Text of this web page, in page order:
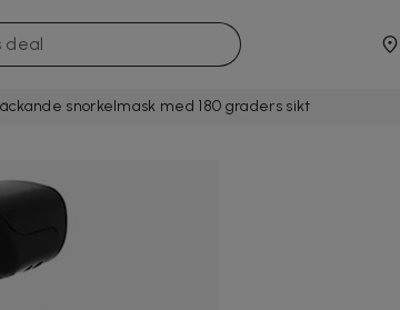
snorkelmask med 180 graders sikt